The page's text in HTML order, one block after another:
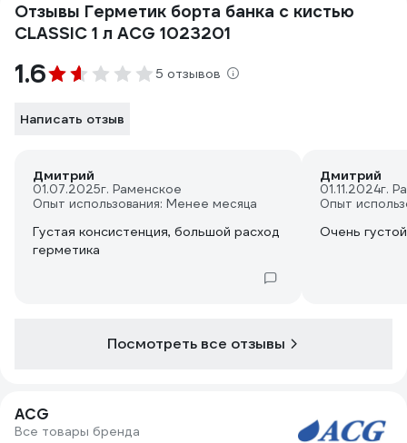
Отзывы Герметик борта банка с кистью
CLASSIC 1 л ACG 1023201
1.6 5 отзывов
Написать отзыв
Дмитрий
01.07.2025г. Раменское
Опыт использования: Менее месяца
Густая консистенция, большой расход
герметика
Дмитрий
01.11.2024г.
Опыт
Очень
Посмотреть все отзывы
ACG
Все товары бренда